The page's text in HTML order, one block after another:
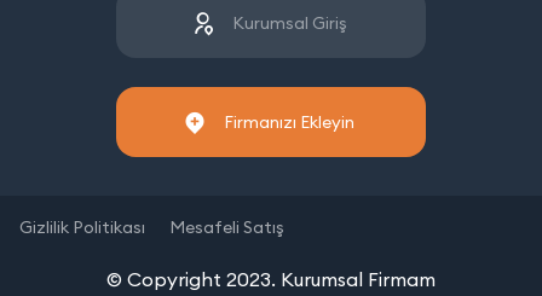
Kurumsal Giriş
Firmanızı Ekleyin
© Copyright 2023. Kurumsal Firmam
Gizlilik Politikası Mesafeli Satış